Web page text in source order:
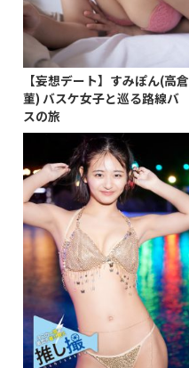
【妄想デート】すみぽん(高倉
菫) バスケ女子と巡る路線バ
スの旅